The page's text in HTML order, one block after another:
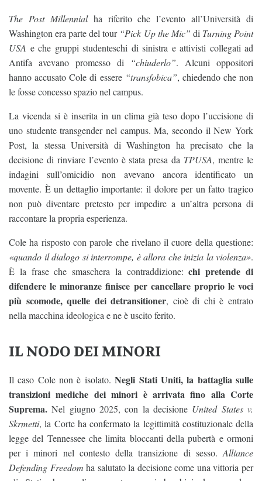
The Post Millennialha riferito che l’evento all’Università di
Washington era parte del tour “Pick Up the Mic” di Turning Point
USA e che gruppi studenteschi di sinistra e attivisti collegati ad
Antifa avevano promesso di “chiuderlo”. Alcuni oppositori
hanno accusato Cole di essere “transfobica”, chiedendo che non
le fosse concesso spazio nel campus.
La vicenda si è inserita in un clima già teso dopo l’uccisione di
uno studente transgender nel campus. Ma, secondo il New York
Post, la stessa Università di Washington ha precisato che la
decisione di rinviare l’evento è stata presa da TPUSA, mentre le
indagini sull’omicidio non avevano ancora identificato un
movente. È un dettaglio importante: il dolore per un fatto tragico
non può diventare pretesto per impedire a un’altra persona di
raccontare la propria esperienza.
Cole ha risposto con parole che rivelano il cuore della questione:
«quando il dialogo si interrompe, è allora che inizia la violenza».
È la frase che smaschera la contraddizione:chi pretende di
difendere le minoranze finisce per cancellare proprio le voci
più scomode, quelle dei detransitioner, cioè di chi è entrato
nella macchina ideologica e ne è uscito ferito.
IL NODO DEI MINORI
Il caso Cole non è isolato.Negli Stati Uniti, la battaglia sulle
transizioni mediche dei minori è arrivata fino alla Corte
Suprema. Nel giugno 2025, con la decisione United States v.
Skrmetti, la Corte ha confermato la legittimità costituzionale della
legge del Tennessee che limita bloccanti della pubertà e ormoni
per i minori nel contesto della transizione di sesso.Alliance
Defending Freedom ha salutato la decisione come una vittoria per